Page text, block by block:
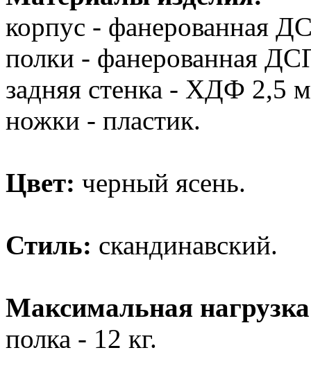
корпус - фанерованная
полки - фанерованная
задняя стенка - ХДФ 2,5
ножки - пластик.
Цвет: черный ясень.
Стиль: скандинавский.
Максимальная
полка - 12 кг.